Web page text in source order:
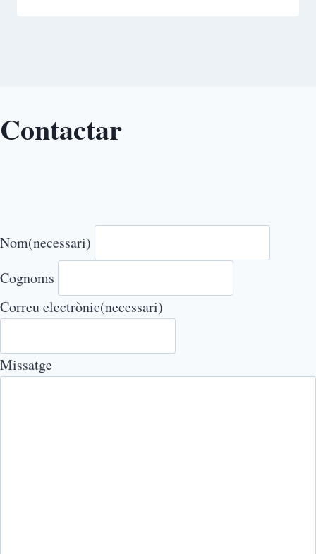
Contactar
Nom(necessari)
Cognoms
Correu electrònic(necessari)
Missatge